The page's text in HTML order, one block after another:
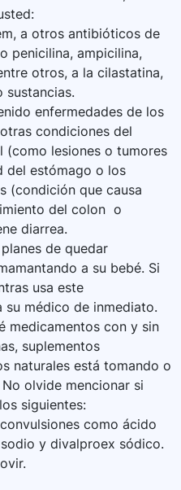
a otros antibióticos de
penicilina, ampicilina,
otros, a la cilastatina,
sustancias.
enfermedades de los
condiciones del
(como lesiones o tumores
del estómago o los
(condición que causa
del colon o
diarrea.
de quedar
a su bebé. Si
usa este
su médico de inmediato.
medicamentos con y sin
suplementos
naturales está tomando o
olvide mencionar si
siguientes:
como ácido
y divalproex sódico.